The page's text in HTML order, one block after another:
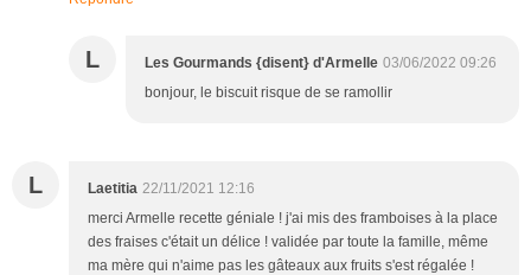
L Les Gourmands {disent} d'Armelle 03/06/2022 09:26
bonjour, le biscuit risque de se ramollir
L Laetitia 22/11/2021 12:16
merci Armelle recette géniale ! j'ai mis des framboises à la place
des fraises c'était un délice ! validée par toute la famille, même
ma mère qui n'aime pas les gâteaux aux fruits s'est régalée !